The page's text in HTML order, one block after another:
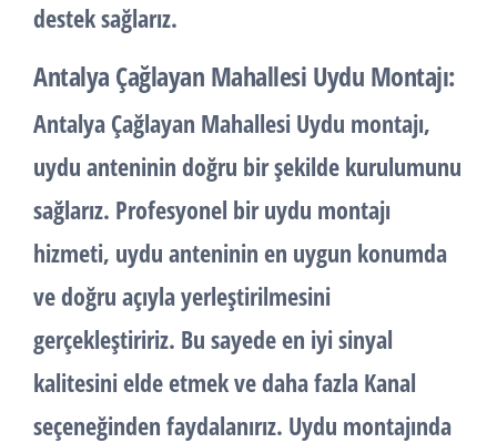
destek sağlarız.
Antalya Çağlayan Mahallesi Uydu Montajı:
Antalya Çağlayan Mahallesi Uydu montajı,
uydu anteninin doğru bir şekilde kurulumunu
sağlarız. Profesyonel bir uydu montajı
hizmeti, uydu anteninin en uygun konumda
ve doğru açıyla yerleştirilmesini
gerçekleştiririz. Bu sayede en iyi sinyal
kalitesini elde etmek ve daha fazla Kanal
seçeneğinden faydalanırız. Uydu montajında